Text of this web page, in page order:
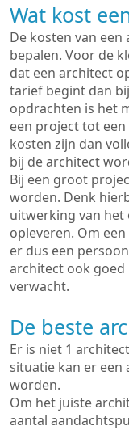
Wat kost
De kosten van
bepalen. Voor de
dat een architect
tarief begint dan
opdrachten is het
een project tot
kosten zijn dan
bij de architect
Bij een groot
worden. Denk
uitwerking van
opleveren. Om
er dus een
architect ook
verwacht.
De beste
Er is niet 1
situatie kan er een
worden.
Om het juiste
aantal